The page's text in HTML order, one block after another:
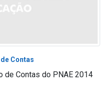
Contas
de Contas do PNAE 2014